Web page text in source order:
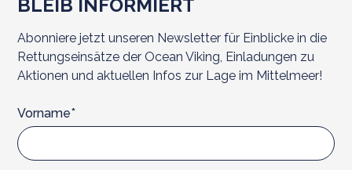
BLEIB INFORMIERT
Abonniere jetzt unseren Newsletter für Einblicke in die
Rettungseinsätze der Ocean Viking, Einladungen zu
Aktionen und aktuellen Infos zur Lage im Mittelmeer!
Vorname*